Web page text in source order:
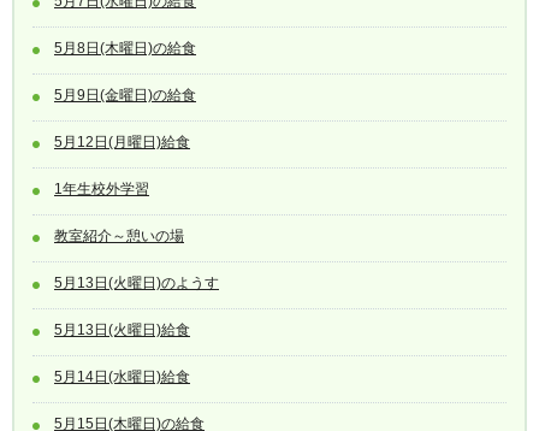
5月8日(木曜日)の給食
5月9日(金曜日)の給食
5月12日(月曜日)給食
1年生校外学習
教室紹介～憩いの場
5月13日(火曜日)のようす
5月13日(火曜日)給食
5月14日(水曜日)給食
5月15日(木曜日)の給食